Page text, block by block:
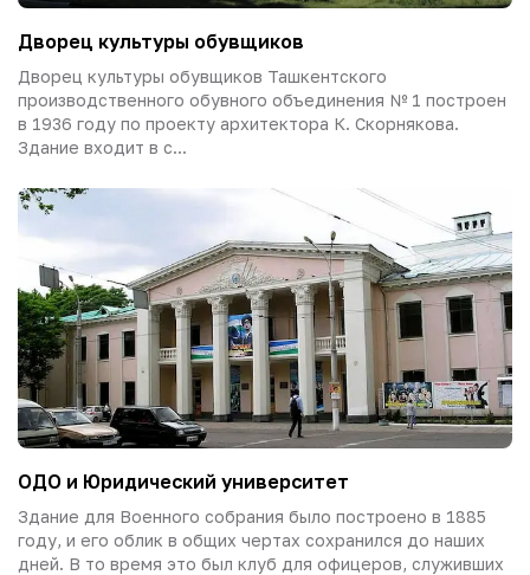
Дворец культуры обувщиков
Дворец культуры обувщиков Ташкентского
производственного обувного объединения № 1 построен
в 1936 году по проекту архитектора К. Скорнякова.
Здание входит в с...
ОДО и Юридический университет
Здание для Военного собрания было построено в 1885
году, и его облик в общих чертах сохранился до наших
дней. В то время это был клуб для офицеров, служивших